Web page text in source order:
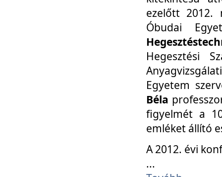
ezelőtt 2012.
Óbudai
Hegesztési
Egyetem
Béla
figyelmét a
emléket állító
A 2012. évi
...